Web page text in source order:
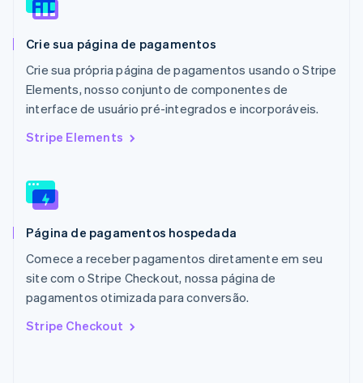
Crie sua página de pagamentos
Crie sua própria página de pagamentos usando o Stripe
Elements, nosso conjunto de componentes de
interface de usuário pré-integrados e incorporáveis.
Stripe Elements
Página de pagamentos hospedada
Comece a receber pagamentos diretamente em seu
site com o Stripe Checkout, nossa página de
pagamentos otimizada para conversão.
Stripe Checkout
México
Noruega
English
Nova Zelândia
English
Países Baixos
Nederlands English
Portugal
Português
English简体中文
Reino Unido
English
República Tcheca
English
English